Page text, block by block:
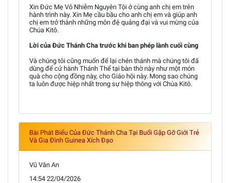
Xin Đức Mẹ Vô Nhiễm Nguyên Tội ở cùng anh chị em trên
hành trình này. Xin Mẹ cầu bầu cho anh chị em và giúp anh
chị em trở thành những môn đệ quảng đại và vui mừng của
Chúa Kitô.
Lời của Đức Thánh Cha trước khi ban phép lành cuối cùng
Và chúng tôi cũng muốn để lại chén thánh mà chúng tôi đã
dùng để cử hành Thánh Thể tại bàn thờ này như một món
quà cho cộng đồng này, cho Giáo hội này. Mong sao chúng
ta luôn được hiệp nhất trong sự hiệp thông với Chúa Kitô.
Bài Phát Biểu Của Đức Thánh Cha Tại Buổi Gặp Gỡ Giới Trẻ
Và Gia Đình Guinea Xích Đạo
Vũ Văn An
14:54 22/04/2026